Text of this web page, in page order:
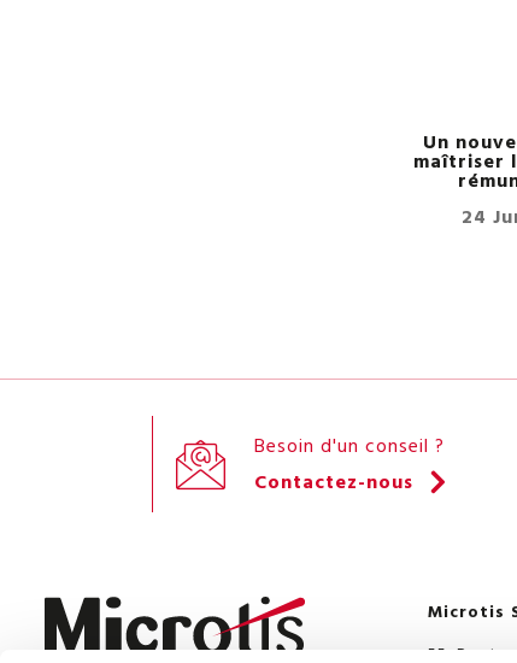
Un
maîtriser
24
Besoin d'un conseil ?
Contactez-nous
Microtis
55, Route